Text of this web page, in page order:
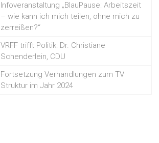
Infoveranstaltung „BlauPause: Arbeitszeit
– wie kann ich mich teilen, ohne mich zu
zerreißen?“
VRFF trifft Politik: Dr. Christiane
Schenderlein, CDU
Fortsetzung Verhandlungen zum TV
Struktur im Jahr 2024